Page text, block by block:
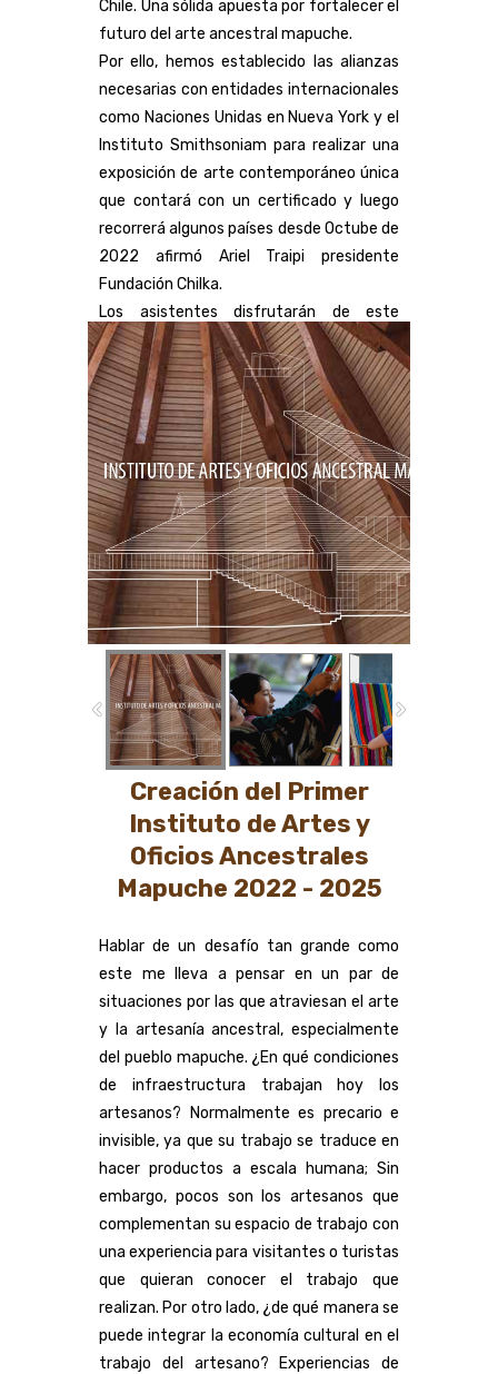
Chile. Una sólida apuesta por fortalecer el
futuro del arte ancestral mapuche.
Por ello, hemos establecido las alianzas
necesarias con entidades internacionales
como Naciones Unidas en Nueva York y el
Instituto Smithsoniam para realizar una
exposición de arte contemporáneo única
que contará con un certificado y luego
recorrerá algunos países desde Octube de
2022 afirmó Ariel Traipi presidente
Fundación Chilka.
Los asistentes disfrutarán de este
innovador evento que les permitirá
adentrarse en nuestra cultura ancestral
mapuche haciendo clic en el Textil de
gran formato elaborado con las sabias
manos de nuestras ngürekafe mapuche.
Esto es lo que queremos plasmar en este
primer hito de clase mundial en el que la
cultura y los valores son la base para
formar relaciones prósperas y duraderas.
Creación del Primer
Instituto de Artes y
Oficios Ancestrales
Mapuche 2022 - 2025
Hablar de un desafío tan grande como
este me lleva a pensar en un par de
situaciones por las que atraviesan el arte
y la artesanía ancestral, especialmente
del pueblo mapuche. ¿En qué condiciones
de infraestructura trabajan hoy los
artesanos? Normalmente es precario e
invisible, ya que su trabajo se traduce en
hacer productos a escala humana; Sin
embargo, pocos son los artesanos que
complementan su espacio de trabajo con
una experiencia para visitantes o turistas
que quieran conocer el trabajo que
realizan. Por otro lado, ¿de qué manera se
puede integrar la economía cultural en el
trabajo del artesano? Experiencias de